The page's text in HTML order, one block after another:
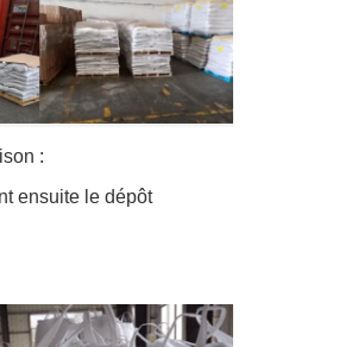
:
ensuite le dépôt